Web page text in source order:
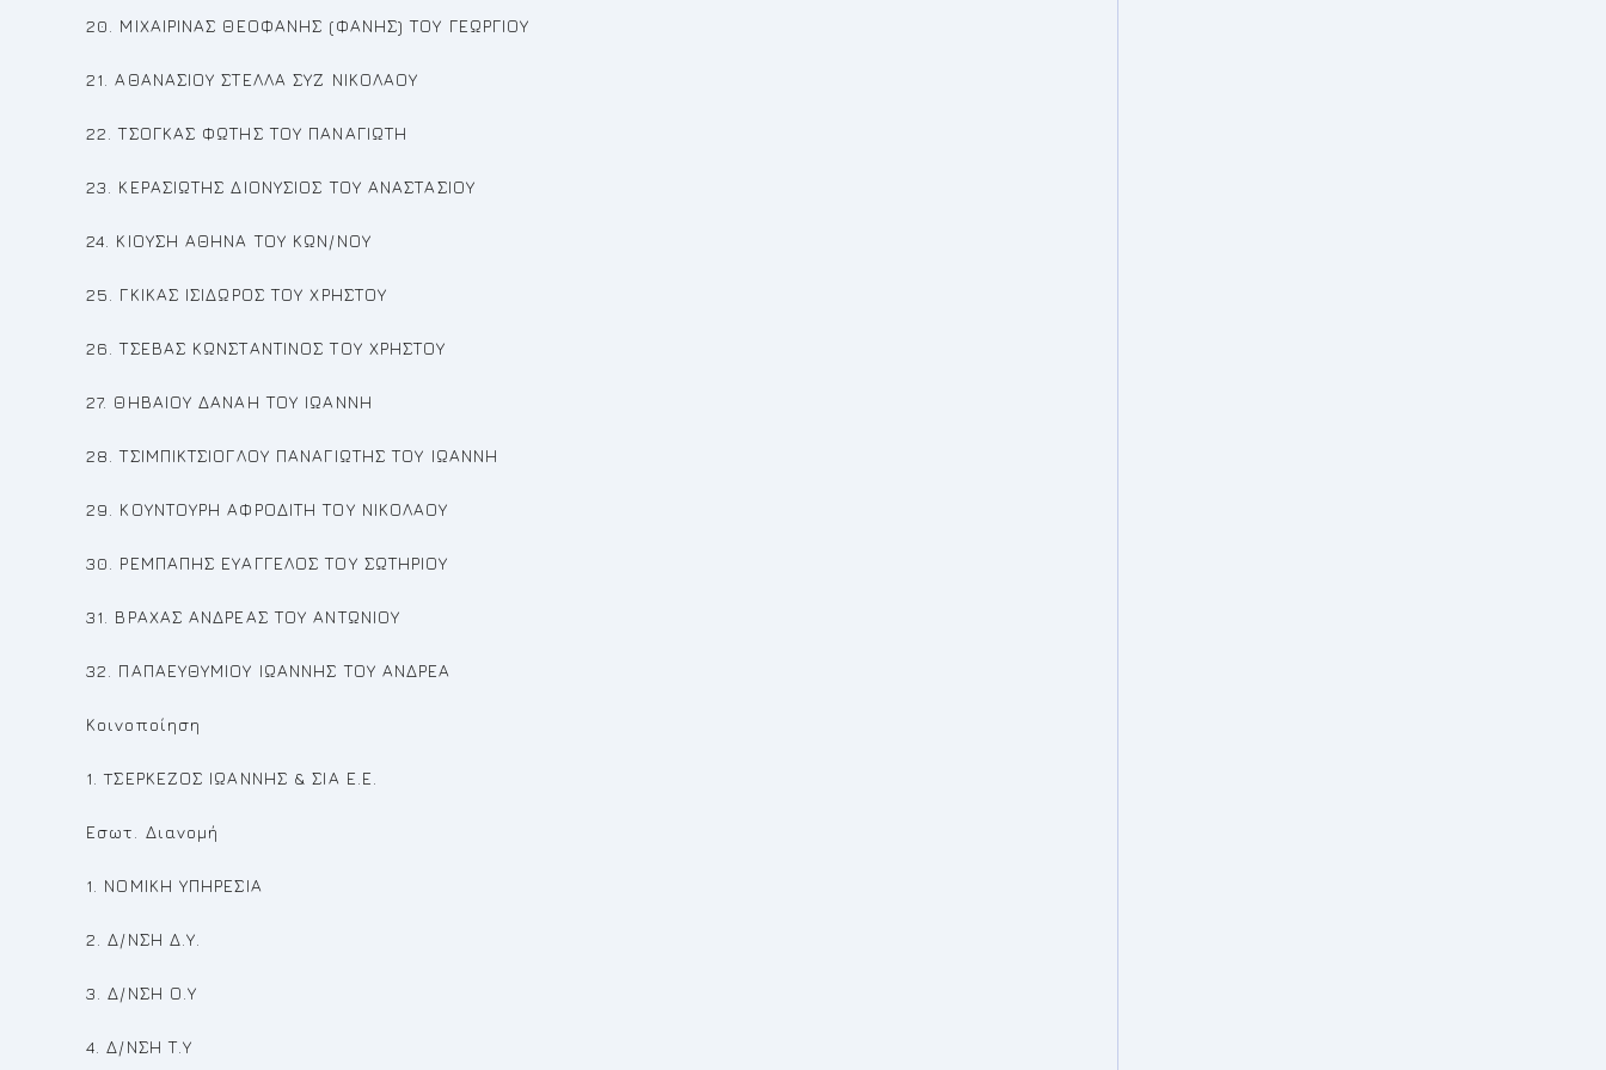
20. ΜΙΧΑΙΡΙΝΑΣ ΘΕΟΦΑΝΗΣ (ΦΑΝΗΣ) ΤΟΥ ΓΕΩΡΓΙΟΥ
21. ΑΘΑΝΑΣΙΟΥ ΣΤΕΛΛΑ ΣΥΖ ΝΙΚΟΛΑΟΥ
22. ΤΣΟΓΚΑΣ ΦΩΤΗΣ ΤΟΥ ΠΑΝΑΓΙΩΤΗ
23. ΚΕΡΑΣΙΩΤΗΣ ΔΙΟΝΥΣΙΟΣ ΤΟΥ ΑΝΑΣΤΑΣΙΟΥ
24. ΚΙΟΥΣΗ ΑΘΗΝΑ ΤΟΥ ΚΩΝ/ΝΟΥ
25. ΓΚΙΚΑΣ ΙΣΙΔΩΡΟΣ ΤΟΥ ΧΡΗΣΤΟΥ
26. ΤΣΕΒΑΣ ΚΩΝΣΤΑΝΤΙΝΟΣ ΤΟΥ ΧΡΗΣΤΟΥ
27. ΘΗΒΑΙΟΥ ΔΑΝΑΗ ΤΟΥ ΙΩΑΝΝΗ
28. ΤΣΙΜΠΙΚΤΣΙΟΓΛΟΥ ΠΑΝΑΓΙΩΤΗΣ ΤΟΥ ΙΩΑΝΝΗ
29. ΚΟΥΝΤΟΥΡΗ ΑΦΡΟΔΙΤΗ ΤΟΥ ΝΙΚΟΛΑΟΥ
30. ΡΕΜΠΑΠΗΣ ΕΥΑΓΓΕΛΟΣ ΤΟΥ ΣΩΤΗΡΙΟΥ
31. ΒΡΑΧΑΣ ΑΝΔΡΕΑΣ ΤΟΥ ΑΝΤΩΝΙΟΥ
32. ΠΑΠΑΕΥΘΥΜΙΟΥ ΙΩΑΝΝΗΣ ΤΟΥ ΑΝΔΡΕΑ
Κοινοποίηση
1. TΣΕΡΚΕΖΟΣ ΙΩΑΝΝΗΣ & ΣΙΑ Ε.Ε.
Εσωτ. Διανομή
1. ΝΟΜΙΚΗ ΥΠΗΡΕΣΙΑ
2. Δ/ΝΣΗ Δ.Υ.
3. Δ/ΝΣΗ Ο.Υ
4. Δ/ΝΣΗ Τ.Υ